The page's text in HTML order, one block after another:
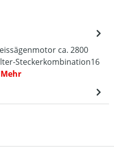
ca. 2800
Steckerkombination16
Mehr